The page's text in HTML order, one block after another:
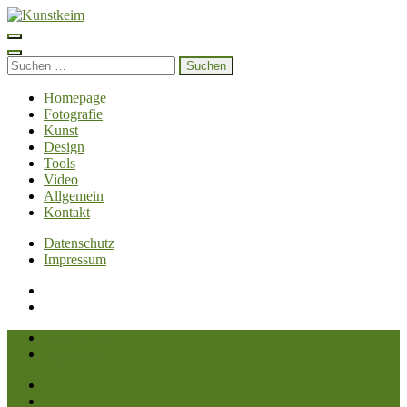
Zum
Inhalt
springen
(Enter
drücken)
Suchen
nach:
Homepage
Fotografie
Kunst
Design
Tools
Video
Allgemein
Kontakt
Datenschutz
Impressum